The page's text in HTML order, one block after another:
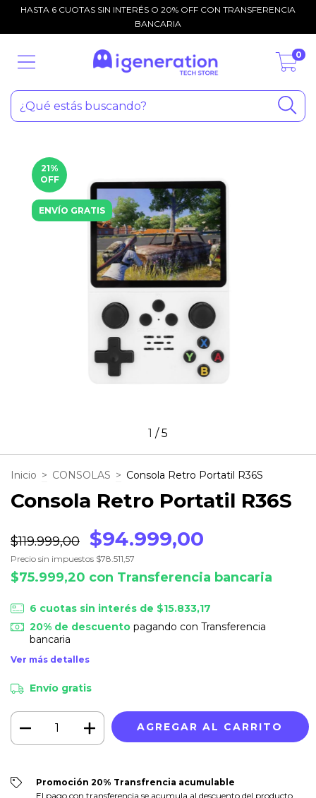
HASTA 6 CUOTAS SIN INTERÉS O 20% OFF CON TRANSFERENCIA
BANCARIA
0
21%
OFF
ENVÍO GRATIS
1 /5
Inicio > CONSOLAS > Consola Retro Portatil R36S
Consola Retro Portatil R36S
$119.999,00 $94.999,00
Precio sin impuestos $78.511,57
$75.999,20 con Transferencia bancaria
6 cuotas sin interés de $15.833,17
20% de descuentopagando con Transferencia
bancaria
Ver más detalles
Envío gratis
Promoción 20% Transfrencia acumulable
El pago con transferencia se acumula al descuento del producto.